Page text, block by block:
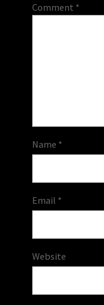
Comment *
Name *
Email *
Website